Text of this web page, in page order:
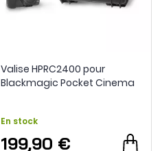
Valise HPRC2400 pour
Blackmagic Pocket Cinema
En stock
199,90 €